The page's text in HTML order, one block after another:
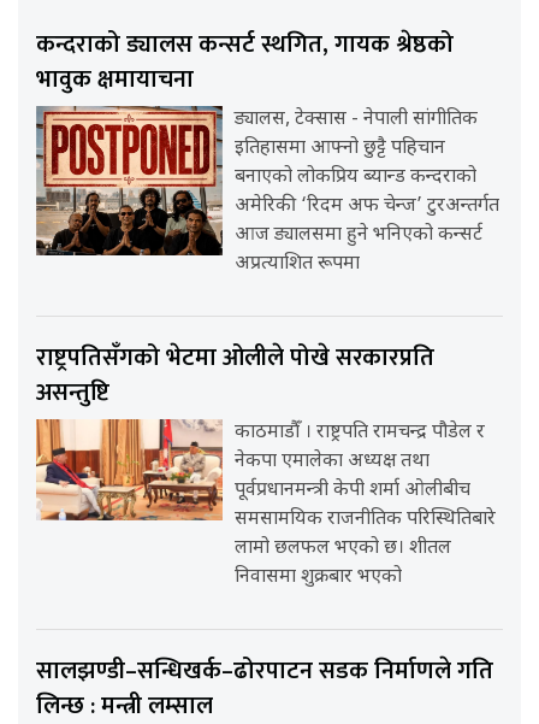
कन्दराको ड्यालस कन्सर्ट स्थगित, गायक श्रेष्ठको
भावुक क्षमायाचना
ड्यालस, टेक्सास - नेपाली सांगीतिक
इतिहासमा आफ्नो छुट्टै पहिचान
बनाएको लोकप्रिय ब्यान्ड कन्दराको
अमेरिकी ‘रिदम अफ चेन्ज’ टुरअन्तर्गत
आज ड्यालसमा हुने भनिएको कन्सर्ट
अप्रत्याशित रूपमा
राष्ट्रपतिसँगको भेटमा ओलीले पोखे सरकारप्रति
असन्तुष्टि
काठमाडौँ । राष्ट्रपति रामचन्द्र पौडेल र
नेकपा एमालेका अध्यक्ष तथा
पूर्वप्रधानमन्त्री केपी शर्मा ओलीबीच
समसामयिक राजनीतिक परिस्थितिबारे
लामो छलफल भएको छ। शीतल
निवासमा शुक्रबार भएको
सालझण्डी–सन्धिखर्क–ढोरपाटन सडक निर्माणले गति
लिन्छ : मन्त्री लम्साल